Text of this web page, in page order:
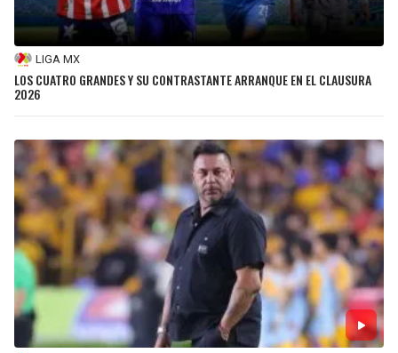
LIGA MX
LOS CUATRO GRANDES Y SU CONTRASTANTE ARRANQUE EN EL CLAUSURA
2026